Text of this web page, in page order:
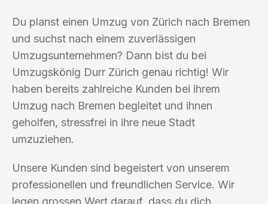
Du planst einen Umzug von Zürich nach Bremen
und suchst nach einem zuverlässigen
Umzugsunternehmen? Dann bist du bei
Umzugskönig Durr Zürich genau richtig! Wir
haben bereits zahlreiche Kunden bei ihrem
Umzug nach Bremen begleitet und ihnen
geholfen, stressfrei in ihre neue Stadt
umzuziehen.
Unsere Kunden sind begeistert von unserem
professionellen und freundlichen Service. Wir
legen grossen Wert darauf, dass du dich